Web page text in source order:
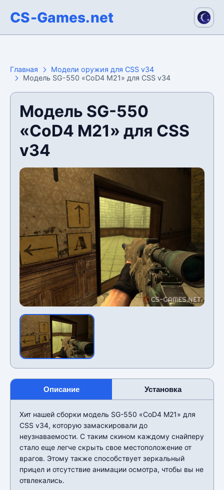
CS-Games.net
Главная
Модели оружия для CSS v34
Модель SG-550 «CoD4 M21» для CSS v34
Модель SG-550
«CoD4 M21» для CSS
v34
Описание Установка
Хит нашей сборки модель SG-550 «CoD4 M21» для
CSS v34, которую замаскировали до
неузнаваемости. С таким скином каждому снайперу
стало еще легче скрыть свое местоположение от
врагов. Этому также способствует зеркальный
прицел и отсутствие анимации осмотра, чтобы вы не
отвлекались.